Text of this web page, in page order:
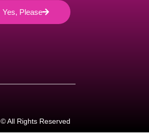
Yes, Please
© All Rights Reserved